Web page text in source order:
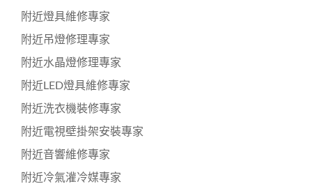
附近燈具維修專家
附近吊燈修理專家
附近水晶燈修理專家
附近LED燈具維修專家
附近洗衣機裝修專家
附近電視壁掛架安裝專家
附近音響維修專家
附近冷氣灌冷媒專家